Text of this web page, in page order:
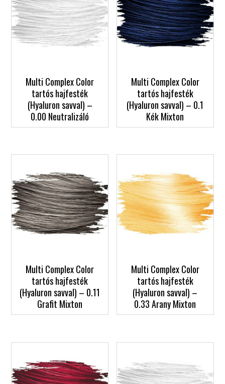
Multi Complex Color
tartós hajfesték
(Hyaluron savval) –
0.00 Neutralizáló
Multi Complex Color
tartós hajfesték
(Hyaluron savval) – 0.1
Kék Mixton
Multi Complex Color
tartós hajfesték
(Hyaluron savval) – 0.11
Grafit Mixton
Multi Complex Color
tartós hajfesték
(Hyaluron savval) –
0.33 Arany Mixton